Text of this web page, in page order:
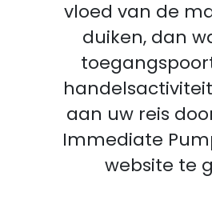
vloed van de
duiken, dan
aan uw reis
Immediate
website te